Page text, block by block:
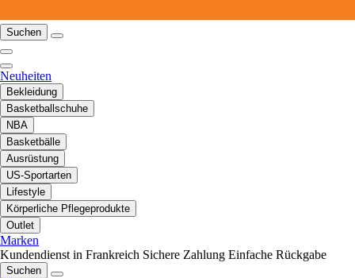
Suchen
Neuheiten
Bekleidung
Basketballschuhe
NBA
Basketbälle
Ausrüstung
US-Sportarten
Lifestyle
Körperliche Pflegeprodukte
Outlet
Marken
Kundendienst in Frankreich Sichere Zahlung Einfache Rückgabe
Suchen